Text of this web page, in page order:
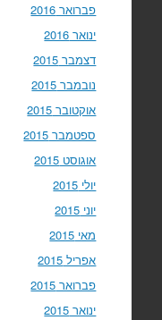
פברואר 2016
ינואר 2016
דצמבר 2015
נובמבר 2015
אוקטובר 2015
ספטמבר 2015
אוגוסט 2015
יולי 2015
יוני 2015
מאי 2015
אפריל 2015
פברואר 2015
ינואר 2015